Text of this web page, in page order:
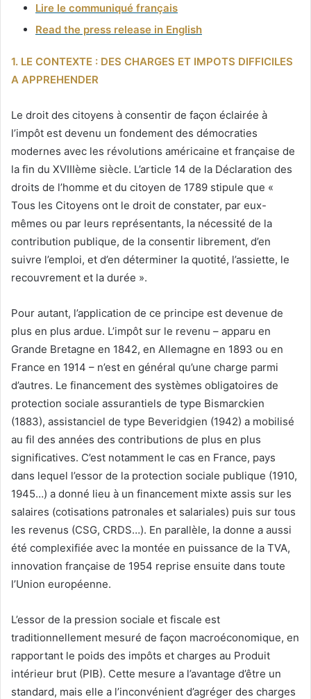
Lire le communiqué français
Read the press release in English
1. LE CONTEXTE : DES CHARGES ET IMPOTS DIFFICILES
A APPREHENDER
Le droit des citoyens à consentir de façon éclairée à
l’impôt est devenu un fondement des démocraties
modernes avec les révolutions américaine et française de
la fin du XVIIIème siècle. L’article 14 de la Déclaration des
droits de l’homme et du citoyen de 1789 stipule que «
Tous les Citoyens ont le droit de constater, par eux-
mêmes ou par leurs représentants, la nécessité de la
contribution publique, de la consentir librement, d’en
suivre l’emploi, et d’en déterminer la quotité, l’assiette, le
recouvrement et la durée ».
Pour autant, l’application de ce principe est devenue de
plus en plus ardue. L’impôt sur le revenu – apparu en
Grande Bretagne en 1842, en Allemagne en 1893 ou en
France en 1914 – n’est en général qu’une charge parmi
d’autres. Le financement des systèmes obligatoires de
protection sociale assurantiels de type Bismarckien
(1883), assistanciel de type Beveridgien (1942) a mobilisé
au fil des années des contributions de plus en plus
significatives. C’est notamment le cas en France, pays
dans lequel l’essor de la protection sociale publique (1910,
1945…) a donné lieu à un financement mixte assis sur les
salaires (cotisations patronales et salariales) puis sur tous
les revenus (CSG, CRDS…). En parallèle, la donne a aussi
été complexifiée avec la montée en puissance de la TVA,
innovation française de 1954 reprise ensuite dans toute
l’Union européenne.
L’essor de la pression sociale et fiscale est
traditionnellement mesuré de façon macroéconomique, en
rapportant le poids des impôts et charges au Produit
intérieur brut (PIB). Cette mesure a l’avantage d’être un
standard, mais elle a l’inconvénient d’agréger des charges